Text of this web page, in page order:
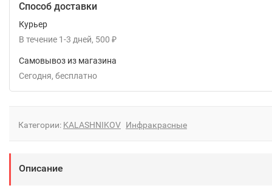
Способ доставки
Курьер
В течение 1-3 дней 500 ₽
Самовывоз из магазина
Сегодня
Бесплатно
Категории: KALASHNIKOV Инфракрасные
Описание